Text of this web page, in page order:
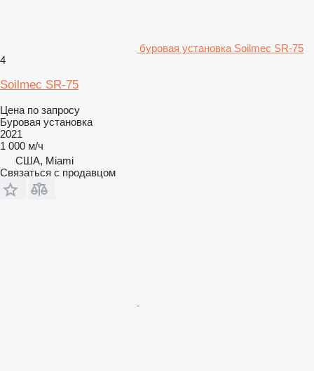
буровая установка Soilmec SR-75
4
Soilmec SR-75
Цена по запросу
Буровая установка
2021
1 000 м/ч
США, Miami
Связаться с продавцом